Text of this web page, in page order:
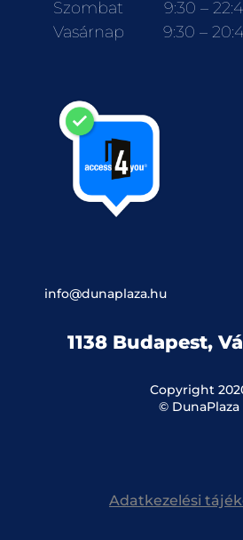
Szombat
9:30 –
Vasárnap
9:30 –
info@dunaplaza.hu
1138 Budapest,
Copyright
© DunaPlaza
Adatkezelési